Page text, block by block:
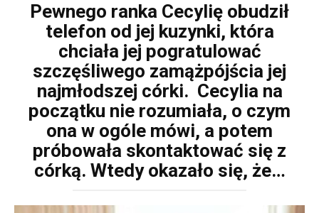
Pewnego ranka Cecylię obudził
telefon od jej kuzynki, która
chciała jej pogratulować
szczęśliwego zamążpójścia jej
najmłodszej córki. Cecylia na
początku nie rozumiała, o czym
ona w ogóle mówi, a potem
próbowała skontaktować się z
córką. Wtedy okazało się, że…